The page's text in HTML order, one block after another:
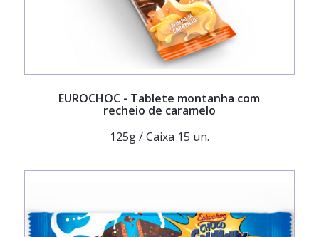
EUROCHOC - Tablete montanha com
recheio de caramelo
125g / Caixa 15 un.